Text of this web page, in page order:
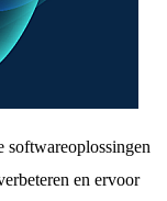
softwareoplossingen
en ervoor